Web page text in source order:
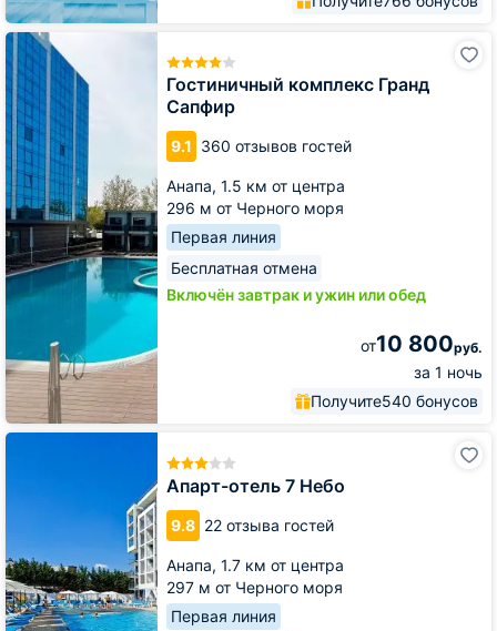
Гостиничный комплекс Гранд
Сапфир
9.1 360 отзывов гостей
Анапа, 1.5 км от центра
296 м от Черного моря
Первая линия
Бесплатная отмена
Включён завтрак и ужин или обед
от10 800руб.
за 1 ночь
Получите540 бонусов
Гостиничный
комплекс
Гранд
Сапфир
Апарт-отель 7 Небо
9.8 22 отзыва гостей
Анапа, 1.7 км от центра
297 м от Черного моря
Первая линия
Апарт-